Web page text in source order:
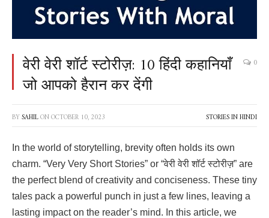
वेरी वेरी शॉर्ट स्टोरीज़: 10 हिंदी कहानियाँ
जो आपको हैरान कर देंगी
0
BYSAHILONOCTOBER 10, 2023 STORIES IN HINDI
In the world of storytelling, brevity often holds its own
charm. “Very Very Short Stories” or “वेरी वेरी शॉर्ट स्टोरीज़” are
the perfect blend of creativity and conciseness. These tiny
tales pack a powerful punch in just a few lines, leaving a
lasting impact on the reader’s mind. In this article, we